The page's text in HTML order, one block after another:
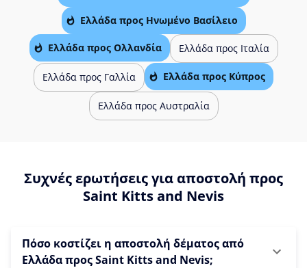
Ελλάδα προς Ηνωμένο Βασίλειο
Ελλάδα προς Ολλανδία Ελλάδα προς Ιταλία
Ελλάδα προς Γαλλία Ελλάδα προς Κύπρος
Ελλάδα προς Αυστραλία
Συχνές ερωτήσεις για αποστολή προς
Saint Kitts and Nevis
Πόσο κοστίζει η αποστολή δέματος από
Ελλάδα προς Saint Kitts and Nevis;